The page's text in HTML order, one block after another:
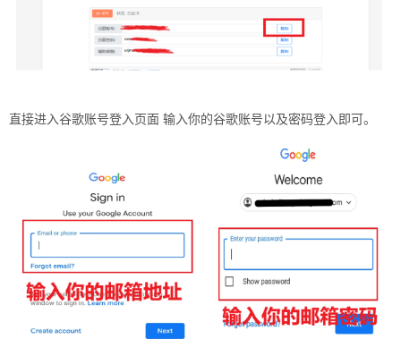
直接进入谷歌账号登入页面 输入你的谷歌账号以及密码登入即可。